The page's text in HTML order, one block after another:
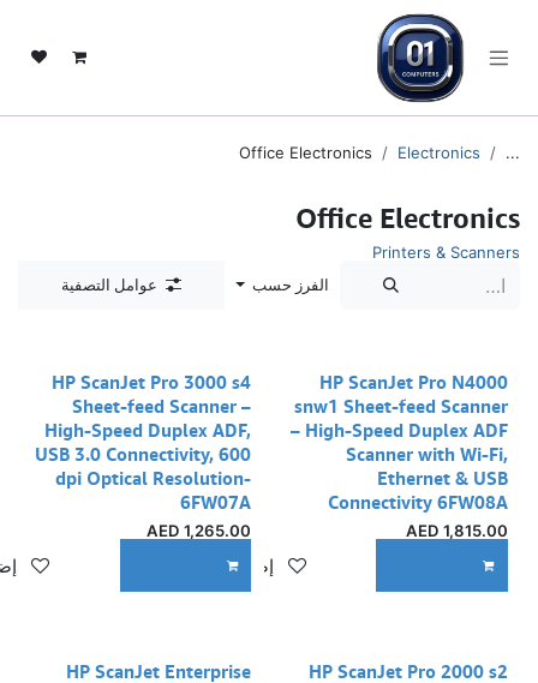
...
Electronics
Office Electronics
Office Electronics
Printers & Scanners
الفرز حسب
عوامل التصفية
HP ScanJet Pro N4000
snw1 Sheet-feed Scanner
– High-Speed Duplex ADF
Scanner with Wi-Fi,
Ethernet & USB
Connectivity 6FW08A
1,815.00
إضافة إلى قائمة الأمنيات
HP ScanJet Pro 3000 s4
Sheet-feed Scanner –
High-Speed Duplex ADF,
USB 3.0 Connectivity, 600
dpi Optical Resolution-
6FW07A
1,265.00
AED
HP ScanJet Pro 2000 s2
HP ScanJet Enterprise